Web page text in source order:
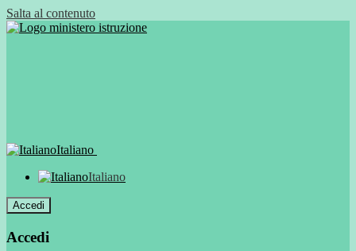
Salta al contenuto
Italiano
Italiano
Accedi
Accedi